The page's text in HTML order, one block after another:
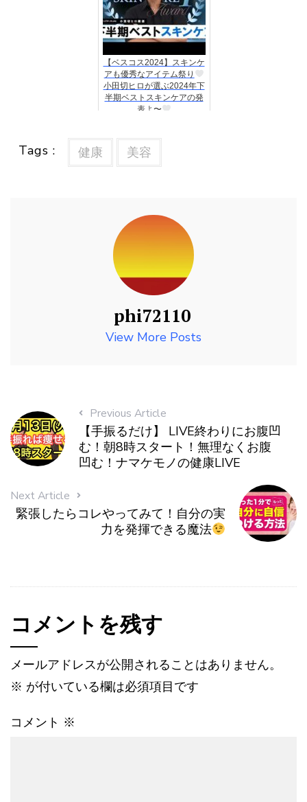
【ベスコス2024】スキンケ
アも優秀なアイテム祭り
小田切ヒロが選ぶ2024年下
半期ベストスキンケアの発
表よ〜
Tags : 健康 美容
phi72110
View More Posts
Previous Article
【手振るだけ】 LIVE終わりにお腹凹
む！朝8時スタート！無理なくお腹
凹む！ナマケモノの健康LIVE
Next Article
緊張したらコレやってみて！自分の実
力を発揮できる魔法
コメントを残す
メールアドレスが公開されることはありません。
※ が付いている欄は必須項目です
コメント ※